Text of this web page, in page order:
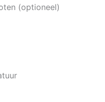
(optioneel)